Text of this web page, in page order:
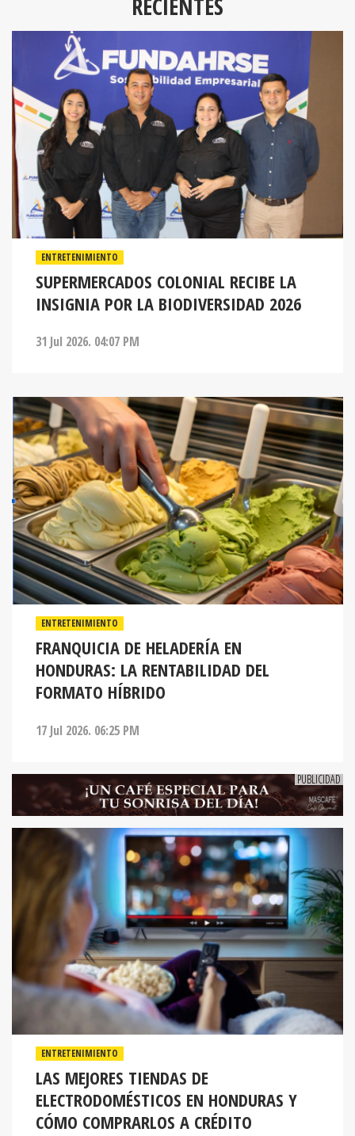
RECIENTES
ENTRETENIMIENTO
SUPERMERCADOS COLONIAL RECIBE LA
INSIGNIA POR LA BIODIVERSIDAD 2026
31 Jul 2026. 04:07 PM
ENTRETENIMIENTO
FRANQUICIA DE HELADERÍA EN
HONDURAS: LA RENTABILIDAD DEL
FORMATO HÍBRIDO
17 Jul 2026. 06:25 PM
ENTRETENIMIENTO
LAS MEJORES TIENDAS DE
ELECTRODOMÉSTICOS EN HONDURAS Y
CÓMO COMPRARLOS A CRÉDITO